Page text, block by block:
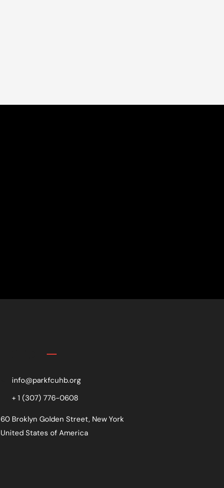
info@parkfcuhb.org
+ 1 (307) 776-0608
60 Broklyn Golden Street, New York
United States of America